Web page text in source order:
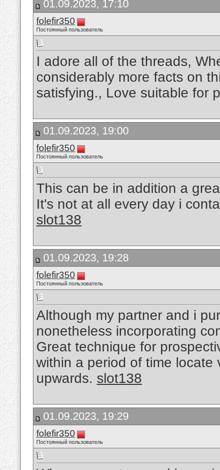
01.09.2023, 17:10
folefir350
Постоянный пользователь
I adore all of the threads,
considerably more facts on
satisfying., Love suitable for
01.09.2023, 19:00
folefir350
Постоянный пользователь
This can be in addition a
It's not at all every day i
slot138
01.09.2023, 19:28
folefir350
Постоянный пользователь
Although my partner and i
nonetheless incorporating
Great technique for
within a period of time
upwards. slot138
01.09.2023, 19:29
folefir350
Постоянный пользователь